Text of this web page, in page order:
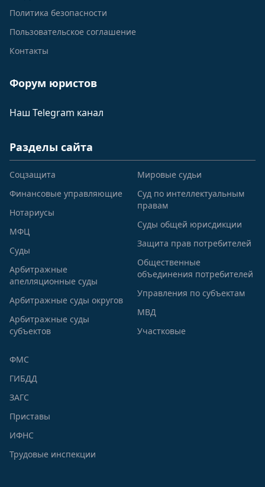
Политика безопасности
Пользовательское соглашение
Контакты
Форум юристов
Наш Telegram канал
Разделы сайта
Соцзащита
Финансовые управляющие
Нотариусы
МФЦ
Суды
Арбитражные
апелляционные суды
Арбитражные суды округов
Арбитражные суды
субъектов
Мировые судьи
Суд по интеллектуальным
правам
Суды общей юрисдикции
Защита прав потребителей
Общественные
объединения потребителей
Управления по субъектам
МВД
Участковые
ФМС
ГИБДД
ЗАГС
Приставы
ИФНС
Трудовые инспекции